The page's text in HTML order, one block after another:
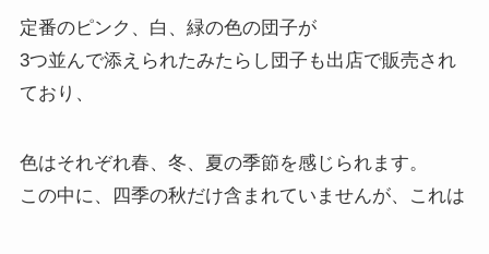
定番のピンク、白、緑の色の団子が
3つ並んで添えられたみたらし団子も出店で販売され
ており、
色はそれぞれ春、冬、夏の季節を感じられます。
この中に、四季の秋だけ含まれていませんが、これは